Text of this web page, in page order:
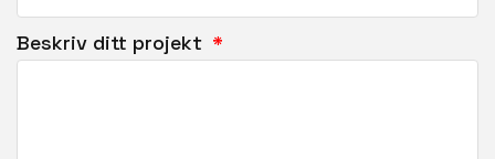
Beskriv ditt projekt